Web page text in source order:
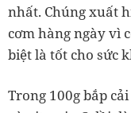
nhất. Chúng xuất
cơm hàng ngày vì
biệt là tốt cho sức
Trong 100g bắp